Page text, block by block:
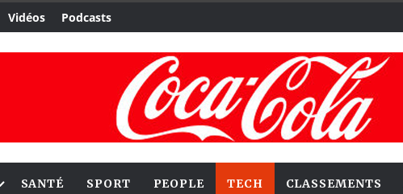
Vidéos Podcasts
SANTÉ SPORT PEOPLE TECH CLASSEMENTS